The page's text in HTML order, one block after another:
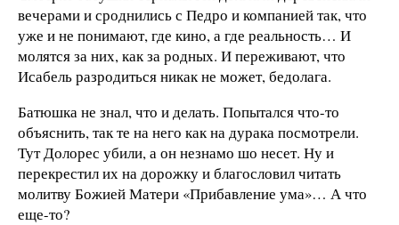
вечерами и сроднились с Педро и компанией так, что
уже и не понимают, где кино, а где реальность… И
молятся за них, как за родных. И переживают, что
Исабель разродиться никак не может, бедолага.
Батюшка не знал, что и делать. Попытался что-то
объяснить, так те на него как на дурака посмотрели.
Тут Долорес убили, а он незнамо шо несет. Ну и
перекрестил их на дорожку и благословил читать
молитву Божией Матери «Прибавление ума»… А что
еще-то?